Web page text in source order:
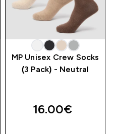
MP Unisex Crew Socks
(3 Pack) - Neutral
16.00€‎